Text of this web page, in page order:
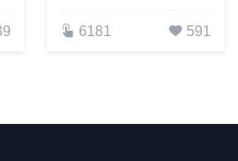
6181 591